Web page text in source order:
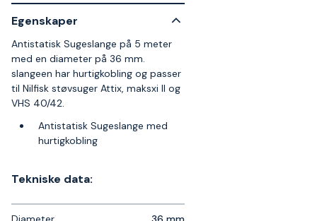
Egenskaper
Antistatisk Sugeslange på 5 meter
med en diameter på 36 mm.
slangeen har hurtigkobling og passer
til Nilfisk støvsuger Attix, maksxi II og
VHS 40/42.
Antistatisk Sugeslange med
hurtigkobling
Tekniske data: